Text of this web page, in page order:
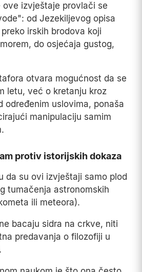
ove izvještaje provlači se
od Jezekiljevog opisa
irskih brodova koji
do osjećaja gustog,
otvara mogućnost da se
letu, već o kretanju kroz
određenim uslovima, ponaša
manipulaciju samim
protiv istorijskih dokaza
da su ovi izvještaji samo plod
tumačenja astronomskih
ili meteora).
bacaju sidra na crkve, niti
predavanja o filozofiji u